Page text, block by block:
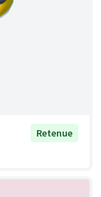
Retenue